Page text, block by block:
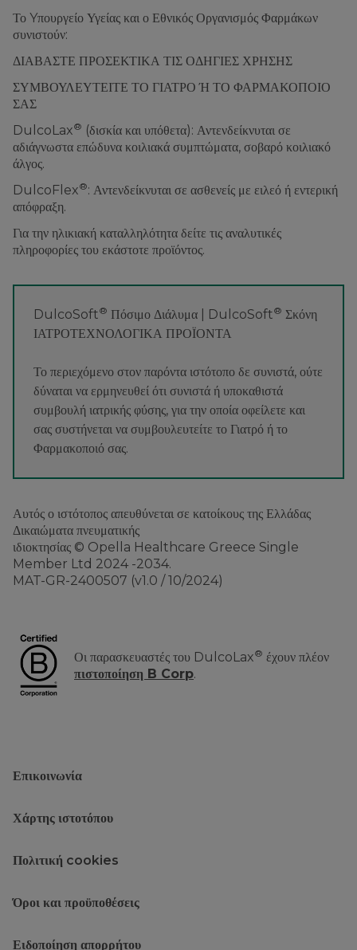
Το Yπουργείο Υγείας και ο Εθνικός Οργανισμός Φαρμάκων
συνιστούν:
ΔΙΑΒΑΣΤΕ ΠΡΟΣΕΚΤΙΚΑ ΤΙΣ ΟΔΗΓΙΕΣ ΧΡΗΣΗΣ
ΣΥΜΒΟΥΛΕΥΤΕΙΤΕ ΤΟ ΓΙΑΤΡΟ Ή ΤΟ ΦΑΡΜΑΚΟΠΟΙΟ
ΣΑΣ
DulcoLax® (δισκία και υπόθετα): Αντενδείκνυται σε
αδιάγνωστα επώδυνα κοιλιακά συμπτώματα, σοβαρό κοιλιακό
άλγος.
DulcoFlex®: Αντενδείκνυται σε ασθενείς με ειλεό ή εντερική
απόφραξη.
Για την ηλικιακή καταλληλότητα δείτε τις αναλυτικές
πληροφορίες του εκάστοτε προϊόντος.
DulcoSoft® Πόσιμο Διάλυμα | DulcoSoft® Σκόνη
ΙΑΤΡΟΤΕΧΝΟΛΟΓΙΚΑ ΠΡΟΪΟΝΤΑ
Το περιεχόμενο στον παρόντα ιστότοπο δε συνιστά, ούτε
δύναται να ερμηνευθεί ότι συνιστά ή υποκαθιστά
συμβουλή ιατρικής φύσης, για την οποία οφείλετε και
σας συστήνεται να συμβουλευτείτε το Γιατρό ή το
Φαρμακοποιό σας.
Αυτός ο ιστότοπος απευθύνεται σε κατοίκους της Ελλάδας
Δικαιώματα πνευματικής
ιδιοκτησίας © Opella Healthcare Greece Single
Member Ltd 2024 -2034.
MAT-GR-2400507 (v1.0 / 10/2024)
Οι παρασκευαστές του DulcoLax® έχουν πλέον
πιστοποίηση B Corp.
Επικοινωνία
Χάρτης ιστοτόπου
Πολιτική cookies
Όροι και προϋποθέσεις
Ειδοποίηση απορρήτου